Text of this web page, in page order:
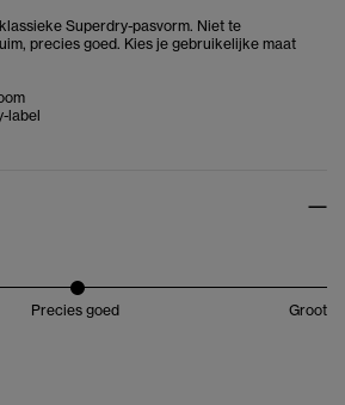
Superdry-pasvorm. Niet te
precies goed. Kies je gebruikelijke maat
label
Precies goed Groot